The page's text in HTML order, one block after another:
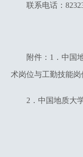
联系电话：
附件：1．中国地
术岗位与工勤技能
2 ．中国地质大